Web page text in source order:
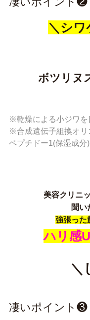
＼シワ
ボツリヌ
※乾燥による小ジワを
※合成遺伝子組換オリ
ペプチドー1(保湿成分)
美容クリニ
聞い
強張った
ハリ感
＼
凄いポイント❸